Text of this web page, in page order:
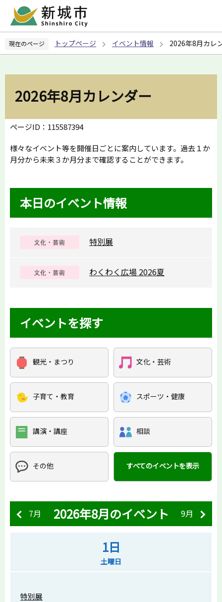
ペ
の
現在のページ トップページ イベント情報 2026年8月カレ
2026年8月カレンダー
ページID：115587394
様々なイベント等を開催日ごとに案内しています。過去１か
月分から未来３か月分まで確認することができます。
本日のイベント情報
特別展
わくわく広場 2026夏
イベントを探す
観光・まつり 文化・芸術
子育て・教育 スポーツ・健康
講演・講座 相談
その他 すべてのイベントを表示
7月 9月
2026年8月のイベント
1日
土曜日
特別展